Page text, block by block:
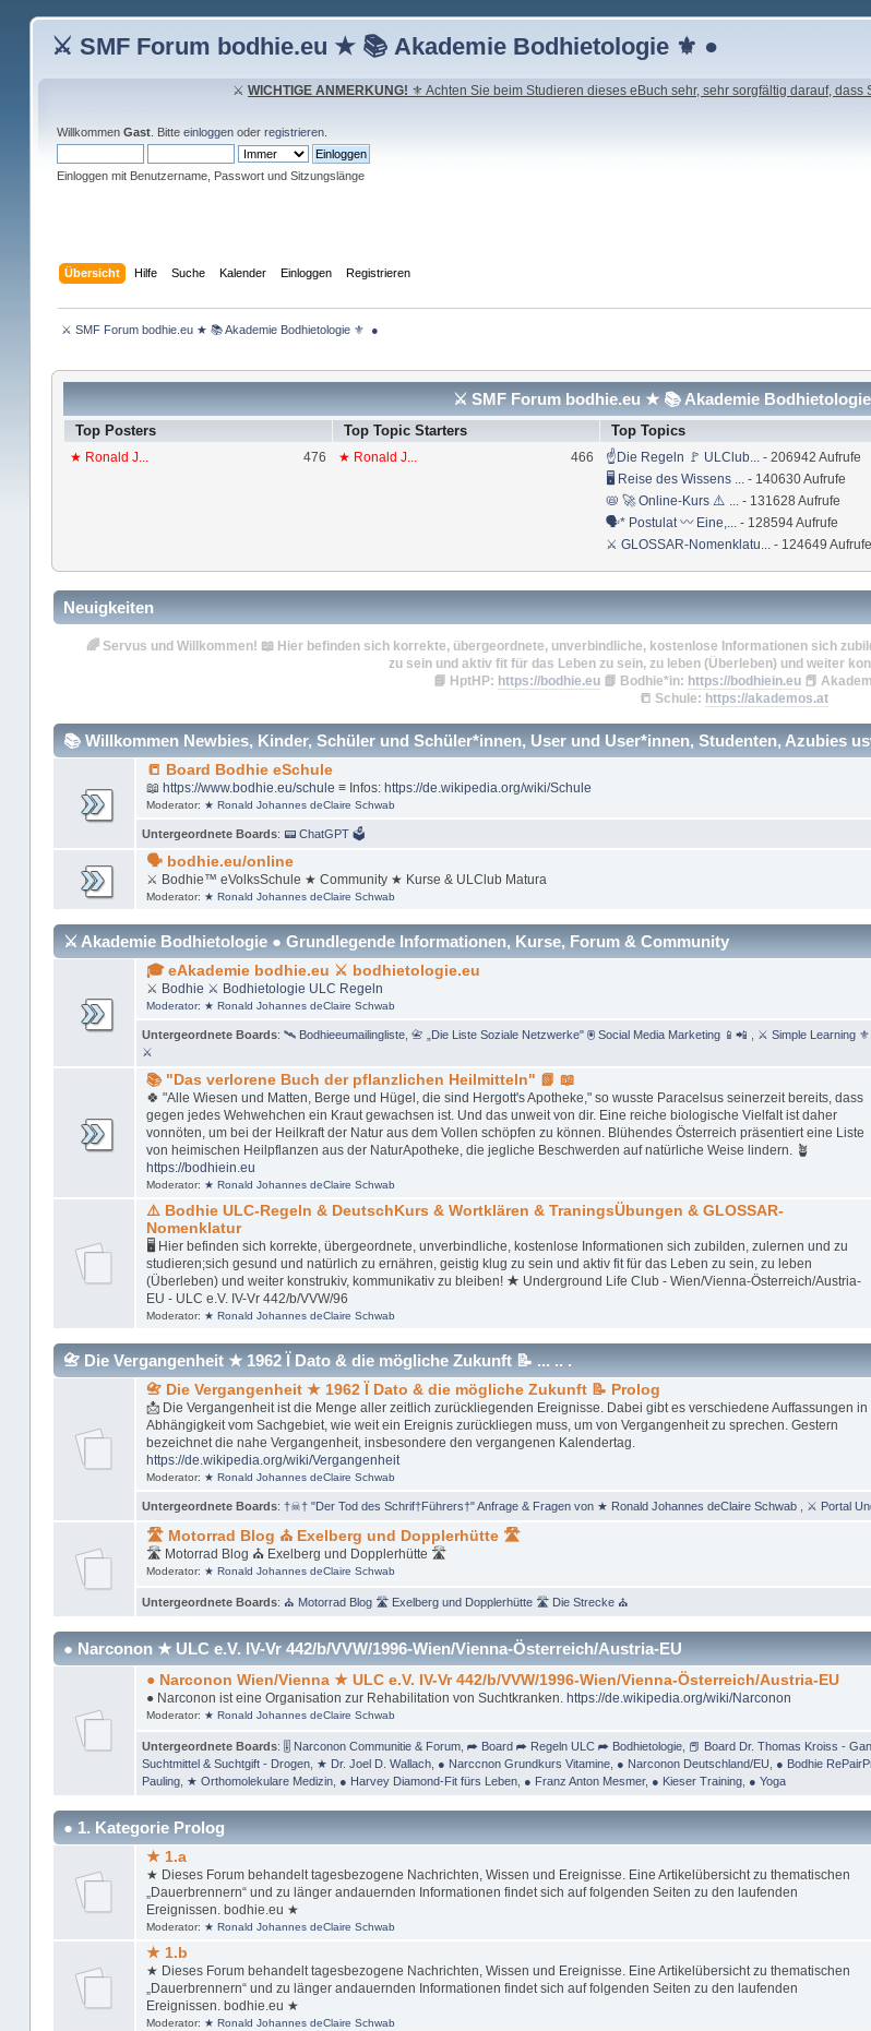
⚔ SMF Forum bodhie.eu ★ 📚 Akademie Bodhietologie ⚜ ●
⚔WICHTIGE ANMERKUNG! ⚜ Achten Sie beim Studieren dieses eBuch sehr, sehr sorgfältig darauf,
Willkommen Gast. Bitte einloggenoder registrieren.
Einloggen mit Benutzername, Passwort und Sitzungslänge
Übersicht Hilfe Suche Kalender Einloggen Registrieren
⚔ SMF Forum bodhie.eu ★ 📚 Akademie Bodhietologie ⚜  ●
⚔ SMF Forum bodhie.eu ★ 📚 Akademie
Top Posters Top Topic Starters Top Topics
★ Ronald J... 476 ★ Ronald J... 466 ☝Die Regeln 🚩 ULClub... - 206942 Aufrufe
🖥 Reise des Wissens ...
- 140630 Aufrufe
📛 🚀 Online-Kurs ⚠️ ...
- 131628 Aufrufe
🗣* Postulat 〰 Eine,...
- 128594 Aufrufe
⚔ GLOSSAR-Nomenklatu...
- 124649 Aufrufe
Neuigkeiten
🌈Servus und Willkommen! 📖 Hier befinden sich korrekte, übergeordnete, unverbindliche, kostenlose Informationen sich
zu sein und aktiv fit für das Leben zu sein, zu leben (Überleben) und weiter
📘 HptHP: https://bodhie.eu 📗 Bodhie*in: https://bodhiein.eu 📕
📒 Schule: https://akademos.at
📚 Willkommen Newbies, Kinder, Schüler und Schüler*innen, User und User*innen, Studenten, Azubies
📒 Board Bodhie eSchule
📖 https://www.bodhie.eu/schule ≡ Infos: https://de.wikipedia.org/wiki/Schule
Moderator: ★ Ronald Johannes deClaire Schwab
Untergeordnete Boards: 📟 ChatGPT 🗳
🗣 bodhie.eu/online
⚔ Bodhie™ eVolksSchule ★ Community ★ Kurse & ULClub Matura
Moderator: ★ Ronald Johannes deClaire Schwab
⚔ Akademie Bodhietologie ● Grundlegende Informationen, Kurse, Forum & Community
🎓 eAkademie bodhie.eu ⚔ bodhietologie.eu
⚔ Bodhie ⚔ Bodhietologie ULC Regeln
Moderator: ★ Ronald Johannes deClaire Schwab
Untergeordnete Boards: 🛰 Bodhieeumailingliste, 📇 „Die Liste Soziale Netzwerke" 🖲 Social Media Marketing 📱📲 ⚔ Simple Learning
⚔
📚 "Das verlorene Buch der pflanzlichen Heilmitteln" 📗 📖
🍀 "Alle Wiesen und Matten, Berge und Hügel, die sind Hergott's Apotheke," so wusste Paracelsus seinerzeit bereits, dass
gegen jedes Wehwehchen ein Kraut gewachsen ist. Und das unweit von dir. Eine reiche biologische Vielfalt ist daher
vonnöten, um bei der Heilkraft der Natur aus dem Vollen schöpfen zu können. Blühendes Österreich präsentiert eine Liste
von heimischen Heilpflanzen aus der NaturApotheke, die jegliche Beschwerden auf natürliche Weise lindern. 🪴
https://bodhiein.eu
Moderator: ★ Ronald Johannes deClaire Schwab
⚠️ Bodhie ULC-Regeln & DeutschKurs & Wortklären & TraningsÜbungen & GLOSSAR-
Nomenklatur
🖥 Hier befinden sich korrekte, übergeordnete, unverbindliche, kostenlose Informationen sich zubilden, zulernen und zu
studieren;sich gesund und natürlich zu ernähren, geistig klug zu sein und aktiv fit für das Leben zu sein, zu leben
(Überleben) und weiter konstrukiv, kommunikativ zu bleiben! ★ Underground Life Club - Wien/Vienna-Österreich/Austria-
EU - ULC e.V. IV-Vr 442/b/VVW/96
Moderator: ★ Ronald Johannes deClaire Schwab
📇 Die Vergangenheit ★ 1962 Ï Dato & die mögliche Zukunft 📝 ... .. .
📇 Die Vergangenheit ★ 1962 Ï Dato & die mögliche Zukunft 📝 Prolog
📩 Die Vergangenheit ist die Menge aller zeitlich zurückliegenden Ereignisse. Dabei gibt es verschiedene Auffassungen in
Abhängigkeit vom Sachgebiet, wie weit ein Ereignis zurückliegen muss, um von Vergangenheit zu sprechen. Gestern
bezeichnet die nahe Vergangenheit, insbesondere den vergangenen Kalendertag.
https://de.wikipedia.org/wiki/Vergangenheit
Moderator: ★ Ronald Johannes deClaire Schwab
Untergeordnete Boards: †☠† "Der Tod des Schrif†Führers†" Anfrage & Fragen von ★ Ronald Johannes deClaire Schwab ⚔ Portal
🛣 Motorrad Blog ⛪ Exelberg und Dopplerhütte 🛣
🛣 Motorrad Blog ⛪ Exelberg und Dopplerhütte 🛣
Moderator: ★ Ronald Johannes deClaire Schwab
Untergeordnete Boards: ⛪ Motorrad Blog 🛣 Exelberg und Dopplerhütte 🛣 Die Strecke ⛪
● Narconon ★ ULC e.V. IV-Vr 442/b/VVW/1996-Wien/Vienna-Österreich/Austria-EU
● Narconon Wien/Vienna ★ ULC e.V. IV-Vr 442/b/VVW/1996-Wien/Vienna-Österreich/Austria-EU
● Narconon ist eine Organisation zur Rehabilitation von Suchtkranken. https://de.wikipedia.org/wiki/Narconon
Moderator: ★ Ronald Johannes deClaire Schwab
Untergeordnete Boards: 🎚 Narconon Communitie & Forum, ➦ Board ➦ Regeln ULC ➦ Bodhietologie, 📕 Board Dr. Thomas Kroiss -
Suchtmittel & Suchtgift - Drogen, ★ Dr. Joel D. Wallach, ● Narccnon Grundkurs Vitamine, ● Narconon Deutschland/EU ● Bodhie
Pauling, ★ Orthomolekulare Medizin, ● Harvey Diamond-Fit fürs Leben, ● Franz Anton Mesmer, ● Kieser Training, ● Yoga
● 1. Kategorie Prolog
★ 1.a
★ Dieses Forum behandelt tagesbezogene Nachrichten, Wissen und Ereignisse. Eine Artikelübersicht zu thematischen
„Dauerbrennern“ und zu länger andauernden Informationen findet sich auf folgenden Seiten zu den laufenden
Ereignissen. bodhie.eu ★
Moderator: ★ Ronald Johannes deClaire Schwab
★ 1.b
★ Dieses Forum behandelt tagesbezogene Nachrichten, Wissen und Ereignisse. Eine Artikelübersicht zu thematischen
„Dauerbrennern“ und zu länger andauernden Informationen findet sich auf folgenden Seiten zu den laufenden
Ereignissen. bodhie.eu ★
Moderator: ★ Ronald Johannes deClaire Schwab